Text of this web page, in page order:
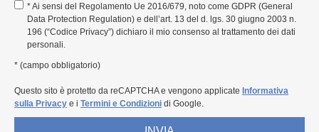
* Ai sensi del Regolamento Ue 2016/679, noto come GDPR (General
Data Protection Regulation) e dell’art. 13 del d. lgs. 30 giugno 2003 n.
196 (“Codice Privacy”) dichiaro il mio consenso al trattamento dei dati
personali.
* (campo obbligatorio)
Questo sito è protetto da reCAPTCHA e vengono applicate Informativa
sulla Privacy e i Termini e Condizioni di Google.